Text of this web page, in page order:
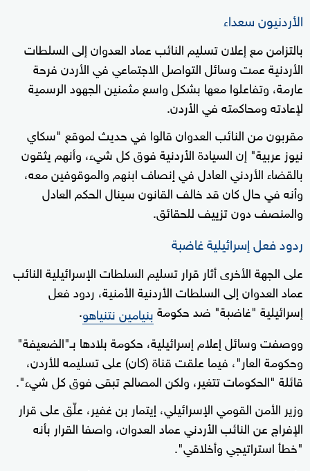
الأردنيون سعداء
بالتزامن مع إعلان تسليم النائب عماد العدوان إلى السلطات
الأردنية عمت وسائل التواصل الاجتماعي في الأردن فرحة
عارمة، وتفاعلوا معها بشكل واسع مثمنين الجهود الرسمية
لإعادته ومحاكمته في الأردن.
مقربون من النائب العدوان قالوا في حديث لموقع "سكاي
نيوز عربية" إن السيادة الأردنية فوق كل شيء، وأنهم يثقون
بالقضاء الأردني العادل في إنصاف ابنهم والموقوفين معه،
وأنه في حال كان قد خالف القانون سينال الحكم العادل
والمنصف دون تزييف للحقائق.
ردود فعل إسرائيلية غاضبة
على الجهة الأخرى أثار قرار تسليم السلطات الإسرائيلية النائب
عماد العدوان إلى السلطات الأردنية الأمنية، ردود فعل
إسرائيلية "غاضبة" ضد حكومةبنيامين نتنياهو.
ووصفت وسائل إعلام إسرائيلية، حكومة بلادها بـ"الضعيفة"
وحكومة العار"، فيما علقت قناة (كان) على تسليمه للأردن،
قائلة "الحكومات تتغير، ولكن المصالح تبقى فوق كل شيء".
وزير الأمن القومي الإسرائيلي، إيتمار بن غفير، علّق على قرار
الإفراج عن النائب الأردني عماد العدوان، واصفا القرار بأنه
"خطأ استراتيجي وأخلاقي".